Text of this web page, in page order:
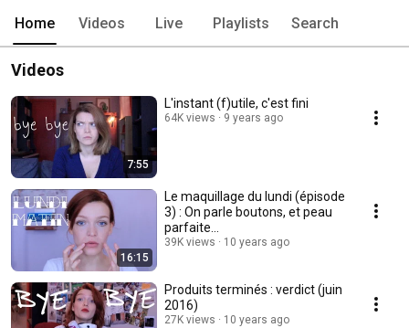
Home Videos Live Playlists Search
Videos
7:55
L'instant (f)utile, c'est fini
64K views 9 years ago
16:15
Le maquillage du lundi (épisode
3) : On parle boutons, et peau
parfaite...
39K views 10 years ago
Produits terminés : verdict (juin
2016)
27K views 10 years ago